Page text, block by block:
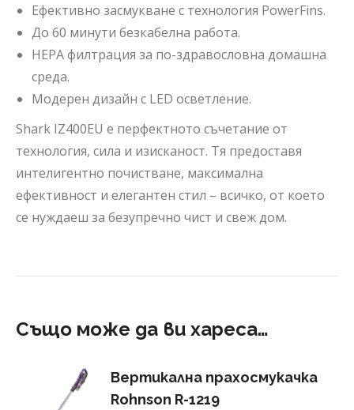
Ефективно засмукване с технология PowerFins.
До 60 минути безкабелна работа.
HEPA филтрация за по-здравословна домашна
среда.
Модерен дизайн с LED осветление.
Shark IZ400EU е перфектното съчетание от
технология, сила и изисканост. Тя предоставя
интелигентно почистване, максимална
ефективност и елегантен стил – всичко, от което
се нуждаеш за безупречно чист и свеж дом.
Също може да ви хареса…
Вертикална прахосмукачка
Rohnson R-1219